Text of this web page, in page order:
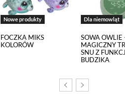
Nowe produkty
FOCZKA MIKS
KOLORÓW
Dla niemowląt
SOWA OWLIE
MAGICZNY
SNU Z
BUDZIKA